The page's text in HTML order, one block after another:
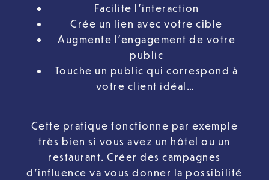
Facilite l’interaction
Crée un lien avec votre cible
Augmente l’engagement de votre
public
Touche un public qui correspond à
votre client idéal…
Cette pratique fonctionne par exemple
très bien si vous avez un hôtel ou un
restaurant. Créer des campagnes
d’influence va vous donner la possibilité